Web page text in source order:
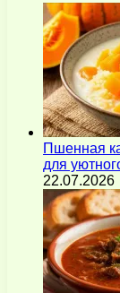
Пшенная
для
22.07.2026